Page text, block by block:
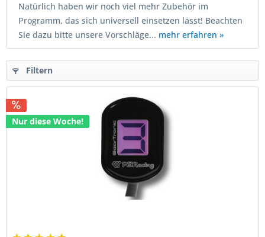
Natürlich haben wir noch viel mehr Zubehör im
Programm, das sich universell einsetzen lässt! Beachten
Sie dazu bitte unsere Vorschläge... mehr erfahren »
Filtern
Nur diese Woche!